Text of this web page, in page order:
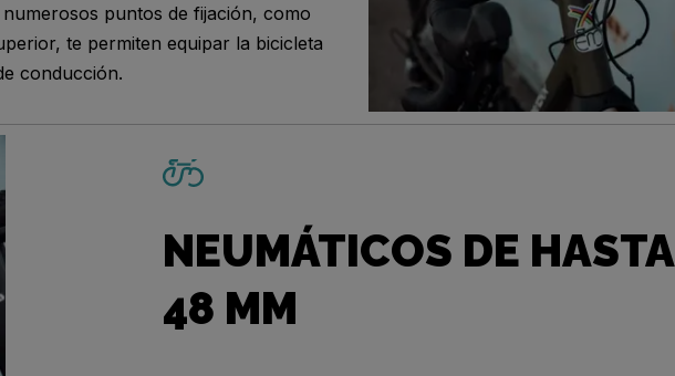
puntos de fijación, como
te permiten equipar la bicicleta
conducción.
NEUMÁTICOS DE HASTA
48 MM